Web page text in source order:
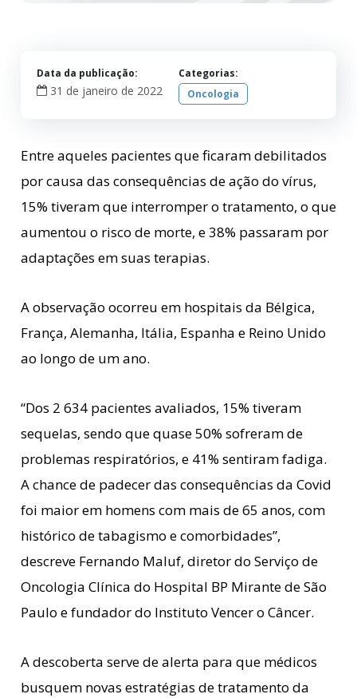
Data da publicação:
31 de janeiro de 2022
Categorias:
Oncologia
Entre aqueles pacientes que ficaram debilitados
por causa das consequências de ação do vírus,
15% tiveram que interromper o tratamento, o que
aumentou o risco de morte, e 38% passaram por
adaptações em suas terapias.
A observação ocorreu em hospitais da Bélgica,
França, Alemanha, Itália, Espanha e Reino Unido
ao longo de um ano.
“Dos 2 634 pacientes avaliados, 15% tiveram
sequelas, sendo que quase 50% sofreram de
problemas respiratórios, e 41% sentiram fadiga.
A chance de padecer das consequências da Covid
foi maior em homens com mais de 65 anos, com
histórico de tabagismo e comorbidades”,
descreve Fernando Maluf, diretor do Serviço de
Oncologia Clínica do Hospital BP Mirante de São
Paulo e fundador do Instituto Vencer o Câncer.
A descoberta serve de alerta para que médicos
busquem novas estratégias de tratamento da